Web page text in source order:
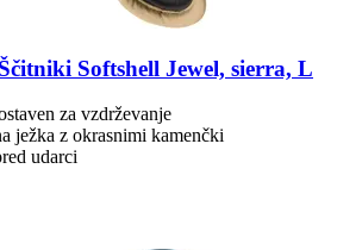
Ščitniki Softshell Jewel, sierra, L
za vzdrževanje
ježka z okrasnimi kamenčki
udarci